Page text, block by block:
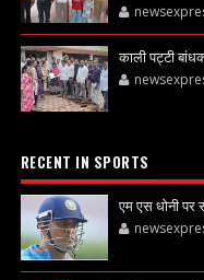
काली पट्टी
RECENT IN SPORTS
एम एस धोनी पर